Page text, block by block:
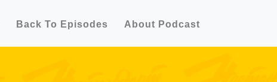
Back To Episodes About Podcast